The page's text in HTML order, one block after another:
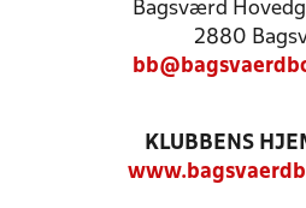
Bagsværd
2880
KLUBBENS